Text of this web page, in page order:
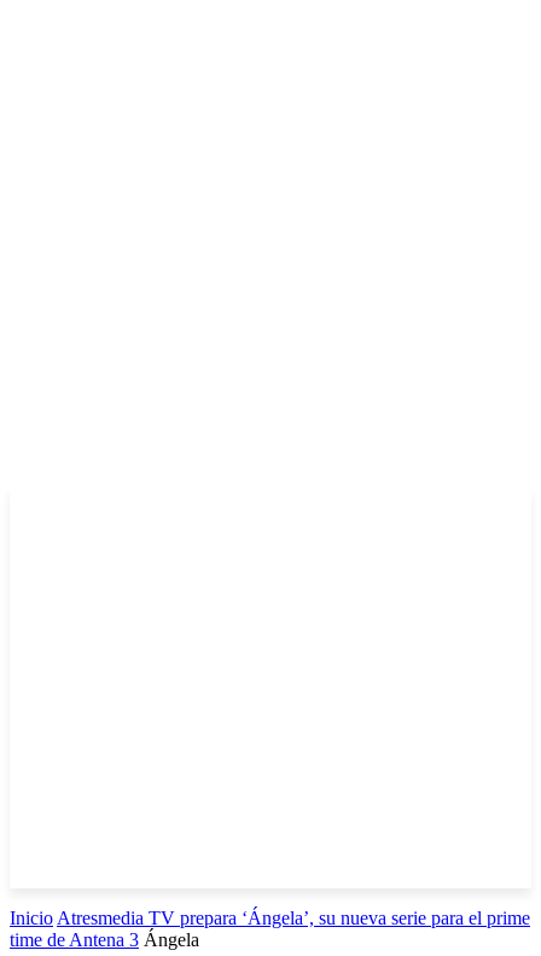
Inicio Atresmedia TV prepara ‘Ángela’, su nueva serie para el prime
time de Antena 3 Ángela